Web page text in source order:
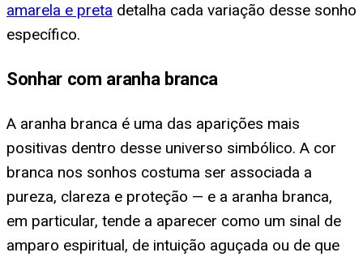
amarela e preta detalha cada variação desse sonho
específico.
Sonhar com aranha branca
A aranha branca é uma das aparições mais
positivas dentro desse universo simbólico. A cor
branca nos sonhos costuma ser associada a
pureza, clareza e proteção — e a aranha branca,
em particular, tende a aparecer como um sinal de
amparo espiritual, de intuição aguçada ou de que